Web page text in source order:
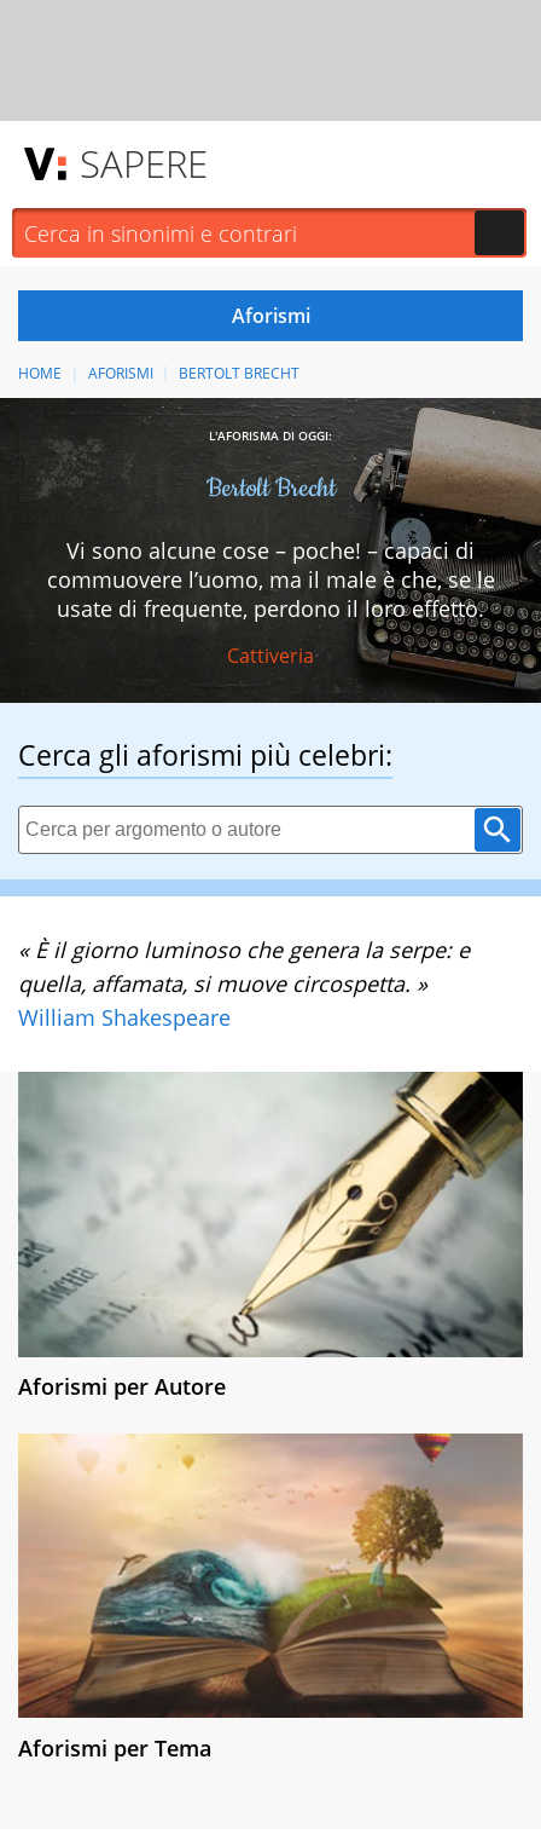
SAPERE
HOME AFORISMI BERTOLT BRECHT
L'AFORISMA DI OGGI:
Bertolt Brecht
Vi sono alcune cose – poche! – capaci di
commuovere l’uomo, ma il male è che, se le
usate di frequente, perdono il loro effetto.
Cattiveria
Cerca gli aforismi più celebri:
« È il giorno luminoso che genera la serpe: e
quella, affamata, si muove circospetta. »
William Shakespeare
Aforismi per Autore
Aforismi per Tema